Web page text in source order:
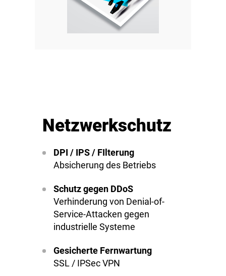
Netzwerkschutz
DPI / IPS / FIlterung
Absicherung des Betriebs
Schutz gegen DDoS
Verhinderung von Denial-of-
Service-Attacken gegen
industrielle Systeme
Gesicherte Fernwartung
SSL / IPSec VPN